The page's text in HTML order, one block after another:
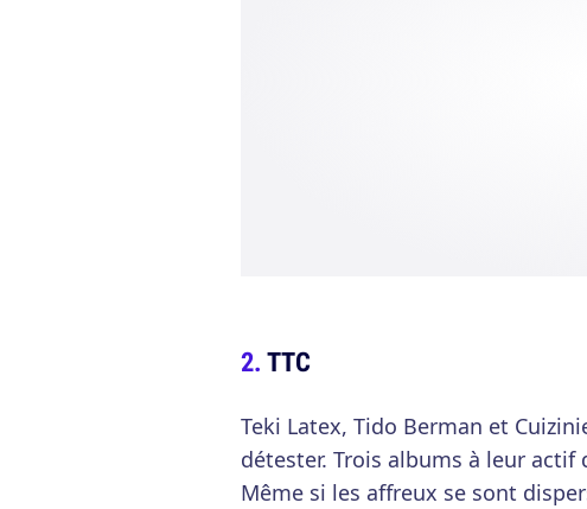
TTC
Teki Latex, Tido Berman et
détester. Trois albums à leur
Même si les affreux se sont